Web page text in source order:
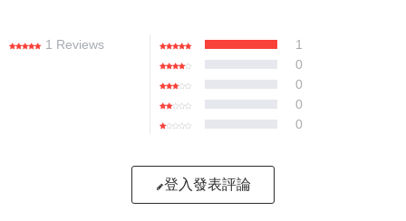
1 Reviews
1
0
0
0
0
登入發表評論